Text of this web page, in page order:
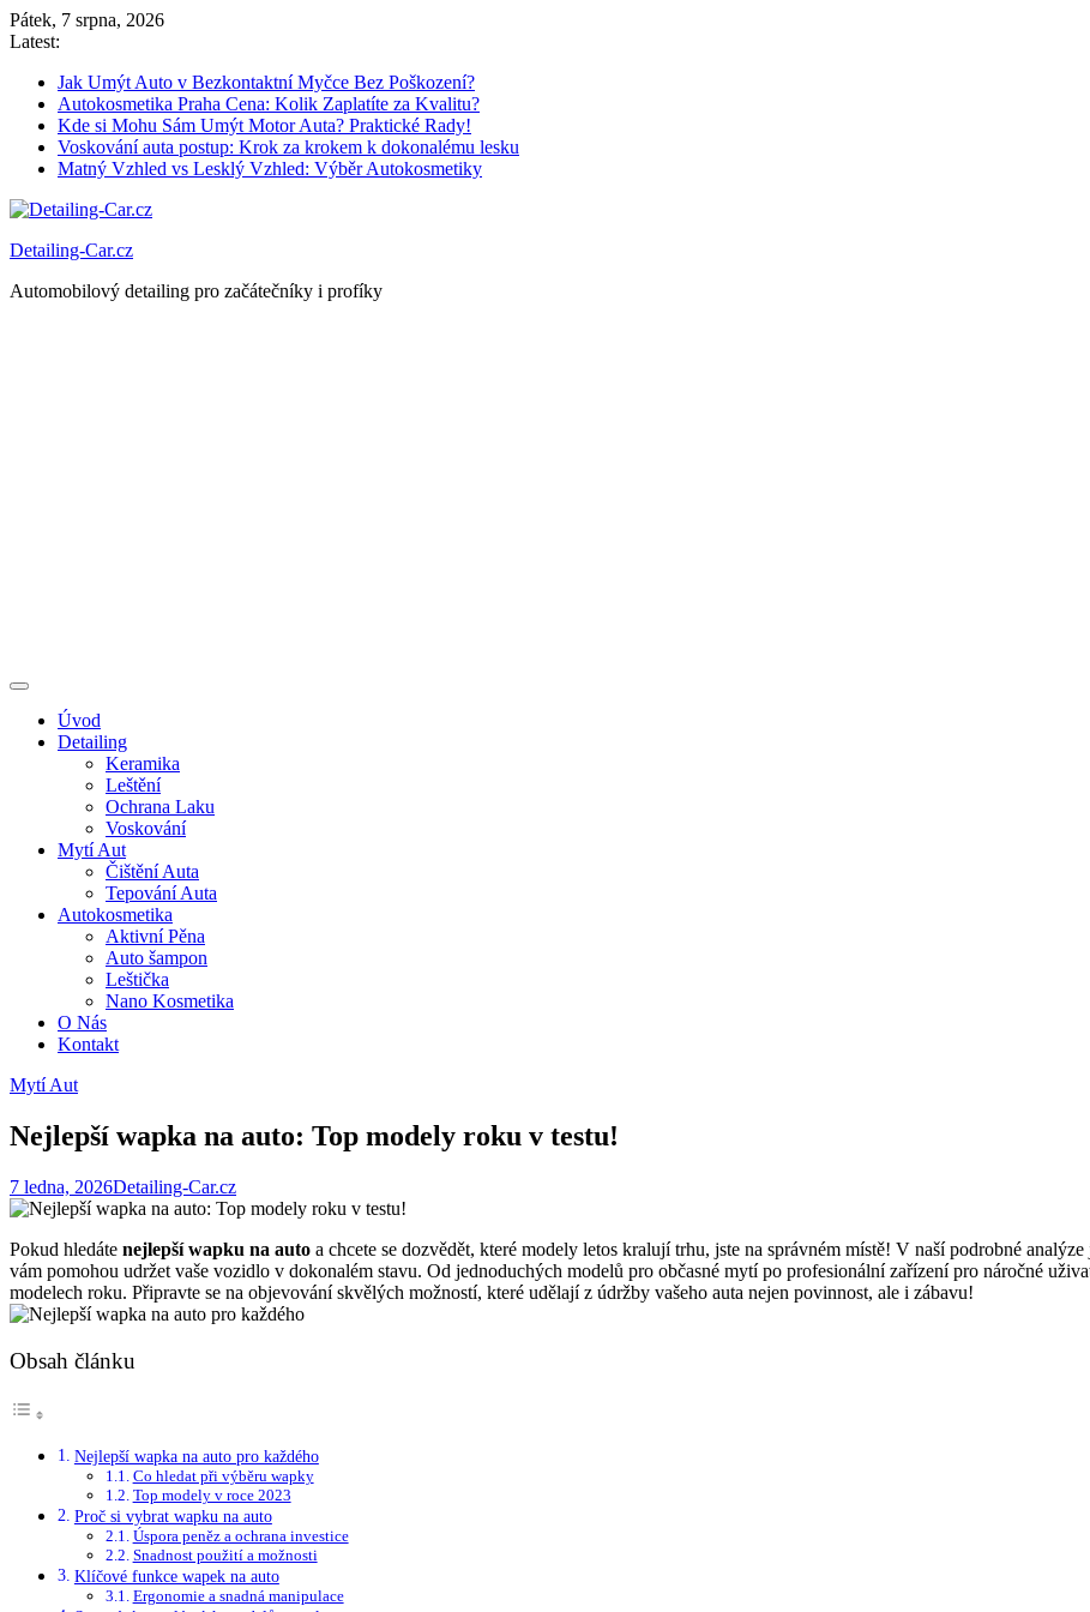
Skip
to
Pátek, 7 srpna, 2026
Latest:
Jak Umýt Auto v Bezkontaktní Myčce Bez Poškození?
Autokosmetika Praha Cena: Kolik Zaplatíte za Kvalitu?
Kde si Mohu Sám Umýt Motor Auta? Praktické Rady!
Voskování auta postup: Krok za krokem k dokonalému lesku
Matný Vzhled vs Lesklý Vzhled: Výběr Autokosmetiky
Detailing-Car.cz
Automobilový detailing pro začátečníky i profíky
Úvod
Detailing
Keramika
Leštění
Ochrana Laku
Voskování
Mytí Aut
Čištění Auta
Tepování Auta
Autokosmetika
Aktivní Pěna
Auto šampon
Leštička
Nano Kosmetika
O Nás
Kontakt
Mytí Aut
Nejlepší wapka na auto: Top modely roku v testu!
7 ledna, 2026Detailing-Car.cz
Pokud hledáte nejlepší wapku na auto a chcete se dozvědět, které modely letos kralují trhu, jste na správném místě! V naší podrobné
vám pomohou udržet vaše vozidlo v dokonalém stavu. Od jednoduchých modelů pro občasné mytí po profesionální zařízení pro náročné
modelech roku. Připravte se na objevování skvělých možností, které udělají z údržby vašeho auta nejen povinnost, ale i zábavu!
Obsah článku
Nejlepší wapka na auto pro každého
Co hledat při výběru wapky
Top modely v roce 2023
Proč si vybrat wapku na auto
Úspora peněz a ochrana investice
Snadnost použití a možnosti
Klíčové funkce wapek na auto
Ergonomie a snadná manipulace